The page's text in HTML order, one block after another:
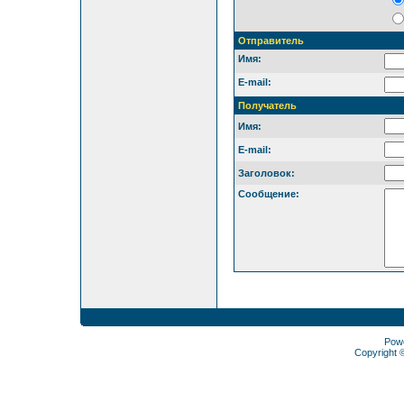
Отправитель
Имя:
E-mail:
Получатель
Имя:
E-mail:
Заголовок:
Сообщение:
Copyright